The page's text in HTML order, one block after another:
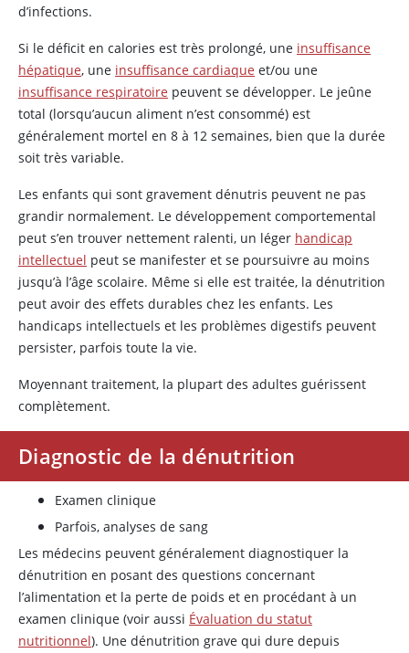
d’infections.
Si le déficit en calories est très prolongé, une insuffisance
hépatique, une insuffisance cardiaque et/ou une
insuffisance respiratoire peuvent se développer. Le jeûne
total (lorsqu’aucun aliment n’est consommé) est
généralement mortel en 8 à 12 semaines, bien que la durée
soit très variable.
Les enfants qui sont gravement dénutris peuvent ne pas
grandir normalement. Le développement comportemental
peut s’en trouver nettement ralenti, un léger handicap
intellectuel peut se manifester et se poursuivre au moins
jusqu’à l’âge scolaire. Même si elle est traitée, la dénutrition
peut avoir des effets durables chez les enfants. Les
handicaps intellectuels et les problèmes digestifs peuvent
persister, parfois toute la vie.
Moyennant traitement, la plupart des adultes guérissent
complètement.
Diagnostic de la dénutrition
Examen clinique
Parfois, analyses de sang
Les médecins peuvent généralement diagnostiquer la
dénutrition en posant des questions concernant
l’alimentation et la perte de poids et en procédant à un
examen clinique (voir aussi Évaluation du statut
nutritionnel). Une dénutrition grave qui dure depuis